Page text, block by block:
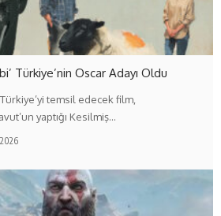
Türkiye’nin Oscar Adayı Oldu
temsil edecek film,
yaptığı Kesilmiş…